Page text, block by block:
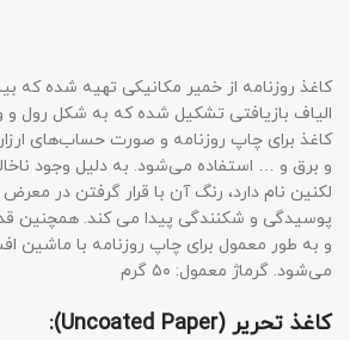
کاغذ روزنامه از خمیر مکانیکی تهیه شده که
الیاف بازیافتی تشکیل شده که به شکل رول
کاغذ برای چاپ روزنامه و صورت حساب‌های
و برق و … استفاده می‌شود. به دلیل وجود
لکنین نام دارد، رنگ آن با قرار گرفتن در
پوسیدگی و شکنندگی پیدا می کند. همچنین
و به طور معمول برای چاپ روزنامه با ماشین
می‌شود. گرماژ معمول: ۵۰ گرم
کاغذ تحریر (Uncoated Paper):